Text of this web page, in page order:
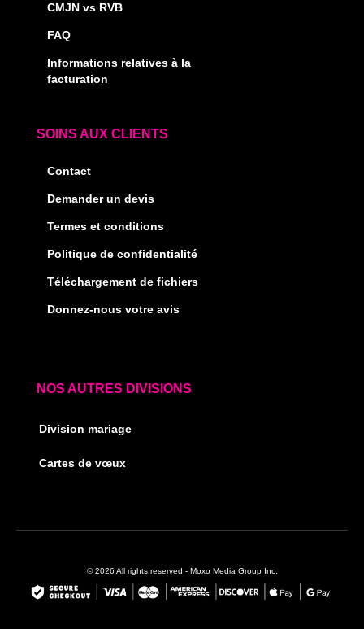
CMJN vs RVB
FAQ
Informations relatives à la
facturation
SOINS AUX CLIENTS
Contact
Demander un devis
Termes et conditions
Politique de confidentialité
Téléchargement de fichiers
Donnez-nous votre avis
NOS AUTRES DIVISIONS
Division mariage
Cartes de vœux
© 2026 All rights reserved - Moxo Media Group Inc.